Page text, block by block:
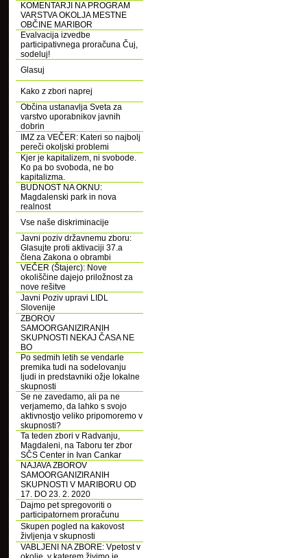
KOMENTARJI NA PROGRAM
VARSTVA OKOLJA MESTNE
OBČINE MARIBOR
Evalvacija izvedbe
participativnega proračuna Čuj,
sodeluj!
Glasuj
Kako z zbori naprej
Občina ustanavlja Sveta za
varstvo uporabnikov javnih
dobrin
IMZ za VEČER: Kateri so najbolj
pereči okoljski problemi
Kjer je kapitalizem, ni svobode.
Ko pa bo svoboda, ne bo
kapitalizma.
BUDNOST NA OKNU:
Magdalenski park in nova
realnost
Vse naše diskriminacije
Javni poziv državnemu zboru:
Glasujte proti aktivaciji 37.a
člena Zakona o obrambi
VEČER (Štajerc): Nove
okoliščine dajejo priložnost za
nove rešitve
Javni Poziv upravi LIDL
Slovenije
ZBOROV
SAMOORGANIZIRANIH
SKUPNOSTI NEKAJ ČASA NE
BO
Po sedmih letih se vendarle
premika tudi na sodelovanju
ljudi in predstavniki ožje lokalne
skupnosti
Se ne zavedamo, ali pa ne
verjamemo, da lahko s svojo
aktivnostjo veliko pripomoremo v
skupnosti?
Ta teden zbori v Radvanju,
Magdaleni, na Taboru ter zbor
SČS Center in Ivan Cankar
NAJAVA ZBOROV
SAMOORGANIZIRANIH
SKUPNOSTI V MARIBORU OD
17. DO 23. 2. 2020
Dajmo pet spregovoriti o
participatornem proračunu
Skupen pogled na kakovost
življenja v skupnosti
VABLJENI NA ZBORE: Vpetost v